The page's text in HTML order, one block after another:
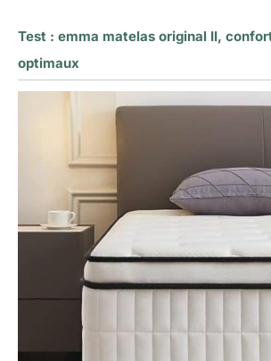
Test : emma matelas original II,
optimaux